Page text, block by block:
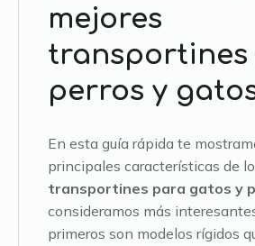
mejores
transportines
perros y
En esta guía rápida te
principales características de
transportines para gatos y
consideramos más
primeros son modelos rígidos